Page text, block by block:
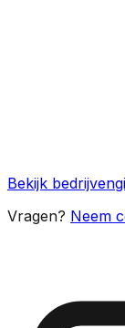
Bekijk
Vragen? Neem